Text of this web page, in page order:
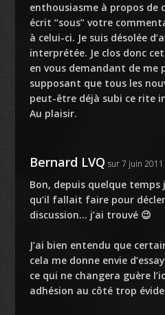
enthousiasme à propos de
écrit “sous” votre
à celui-ci. Je suis désolée
interprétée. Je clos donc
en vous demandant de me
supposant que tous les
peut-être déjà subi ce rite
Au plaisir.
Bernard LVQ sur 7 juin
Bon, depuis quelque temps
qu’il fallait faire pour
discussion… j’ai trouvé 😉
J’ai bien entendu que
cela me donne envie
ce qui ne changera guère
adhésion au côté trop